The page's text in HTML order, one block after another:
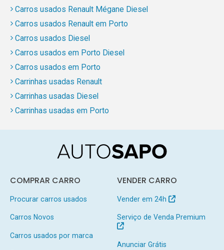
Carros usados Renault Mégane Diesel
Carros usados Renault em Porto
Carros usados Diesel
Carros usados em Porto Diesel
Carros usados em Porto
Carrinhas usadas Renault
Carrinhas usadas Diesel
Carrinhas usadas em Porto
COMPRAR CARRO
Procurar carros usados
Carros Novos
Carros usados por marca
VENDER CARRO
Vender em 24h
Serviço de Venda Premium
Anunciar Grátis